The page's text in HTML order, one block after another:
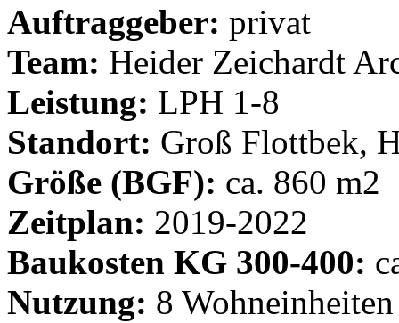
Auftraggeber: privat
Team: Heider Zeichardt
Leistung: LPH 1-8
Standort: Groß Flottbek,
Größe (BGF): ca. 860 m2
Zeitplan: 2019-2022
Baukosten KG 300-400:
Nutzung: 8 Wohneinheiten